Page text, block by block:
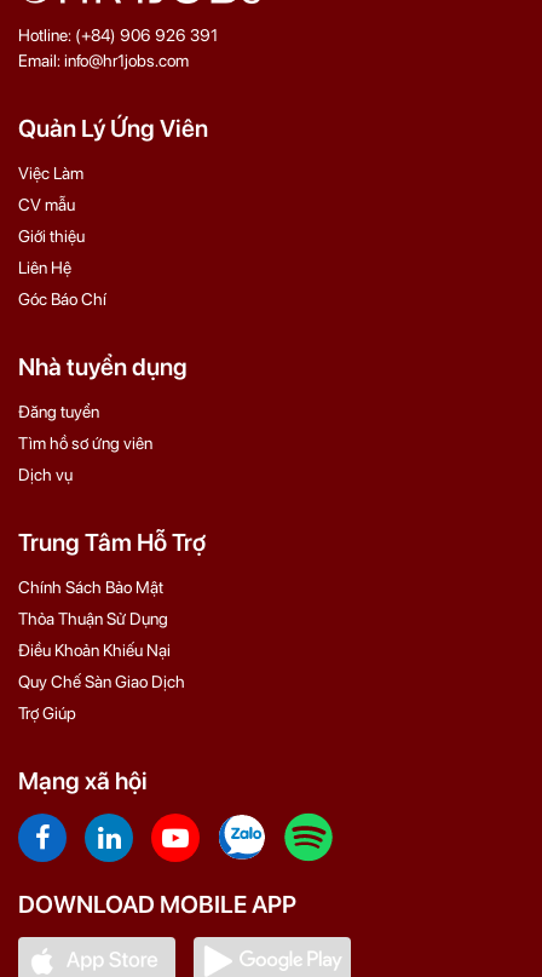
Hotline: (+84) 906 926 391
Email: info@hr1jobs.com
Quản Lý Ứng Viên
Việc Làm
CV mẫu
Giới thiệu
Liên Hệ
Góc Báo Chí
Nhà tuyển dụng
Đăng tuyển
Tìm hồ sơ ứng viên
Dịch vụ
Trung Tâm Hỗ Trợ
Chính Sách Bảo Mật
Thỏa Thuận Sử Dụng
Điều Khoản Khiếu Nại
Quy Chế Sàn Giao Dịch
Trợ Giúp
Mạng xã hội
DOWNLOAD MOBILE APP